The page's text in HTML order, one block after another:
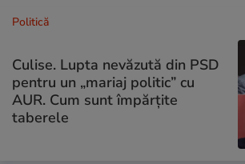
Politică
Culise. Lupta nevăzută din PSD
pentru un „mariaj politic” cu
AUR. Cum sunt împărțite
taberele